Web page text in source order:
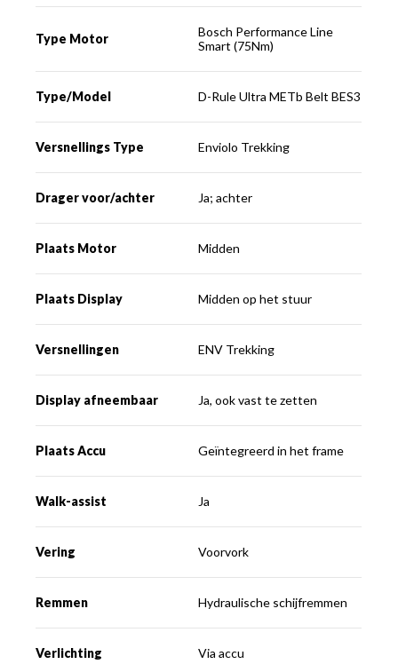
Type Motor
Bosch Performance Line
Smart (75Nm)
Type/Model D-Rule Ultra METb Belt BES3
Versnellings Type Enviolo Trekking
Drager voor/achter Ja; achter
Plaats Motor Midden
Plaats Display Midden op het stuur
Versnellingen ENV Trekking
Display afneembaar Ja, ook vast te zetten
Plaats Accu Geïntegreerd in het frame
Walk-assist Ja
Vering Voorvork
Remmen Hydraulische schijfremmen
Verlichting Via accu